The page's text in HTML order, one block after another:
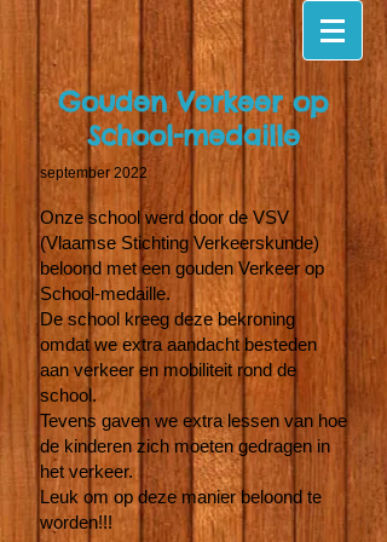
Gouden Verkeer op
School-medaille
september 2022
Onze school werd door de VSV
(Vlaamse Stichting Verkeerskunde)
beloond met een gouden Verkeer op
School-medaille.
De school kreeg deze bekroning
omdat we extra aandacht besteden
aan verkeer en mobiliteit rond de
school.
Tevens gaven we extra lessen van hoe
de kinderen zich moeten gedragen in
het verkeer.
Leuk om op deze manier beloond te
worden!!!